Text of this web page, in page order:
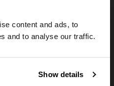
content and ads, to
and to analyse our traffic.
Show details